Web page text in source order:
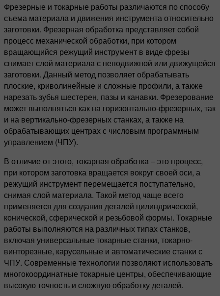
Фрезерные и токарные работы различаются по способу
съема материала и движения инструмента относительно
заготовки. Фрезерная обработка представляет собой
процесс механической обработки, при котором
вращающийся режущий инструмент в виде фрезы
снимает слой материала с неподвижной или движущейся
заготовки. Данный метод позволяет обрабатывать
плоские, криволинейные и сложные профили, а также
нарезать зубья шестерен, пазы и канавки. Фрезерование
может выполняться как на горизонтально-фрезерных, так
и на вертикально-фрезерных станках, а также на
обрабатывающих центрах с числовым программным
управлением (ЧПУ).
В отличие от этого, токарная обработка – это процесс,
при котором заготовка вращается вокруг своей оси, а
режущий инструмент перемещается поступательно,
снимая слой материала. Такой метод чаще всего
применяется для создания деталей цилиндрической,
конической, сферической и резьбовой формы. Токарные
работы выполняются на различных типах станков,
включая универсальные токарные станки, токарно-
винторезные, карусельные и автоматические станки с
ЧПУ. Современные технологии позволяют использовать
многокоординатные токарные центры, обеспечивающие
высокую точность и сложную обработку деталей.